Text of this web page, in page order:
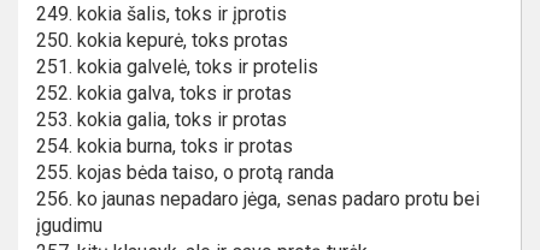
249. kokia šalis, toks ir įprotis
250. kokia kepurė, toks protas
251. kokia galvelė, toks ir protelis
252. kokia galva, toks ir protas
253. kokia galia, toks ir protas
254. kokia burna, toks ir protas
255. kojas bėda taiso, o protą randa
256. ko jaunas nepadaro jėga, senas padaro protu bei
įgudimu